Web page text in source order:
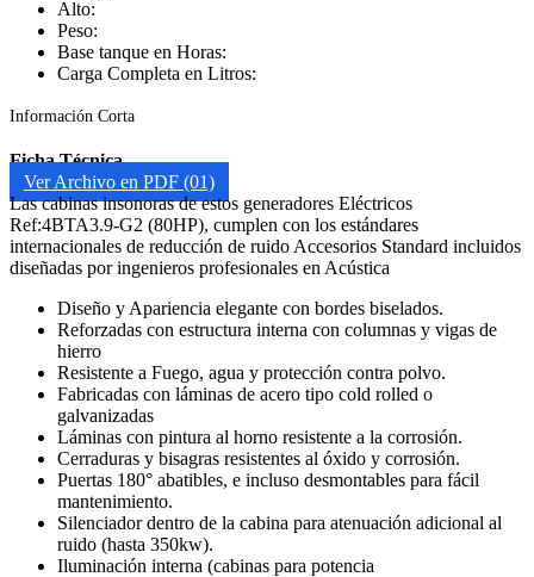
Alto:
Peso:
Base tanque en Horas:
Carga Completa en Litros:
Información Corta
Ficha Técnica
Ver Archivo en PDF (01)
Las cabinas insonoras de estos generadores Eléctricos
Ref:4BTA3.9-G2 (80HP), cumplen con los estándares
internacionales de reducción de ruido Accesorios Standard incluidos
diseñadas por ingenieros profesionales en Acústica
Diseño y Apariencia elegante con bordes biselados.
Reforzadas con estructura interna con columnas y vigas de
hierro
Resistente a Fuego, agua y protección contra polvo.
Fabricadas con láminas de acero tipo cold rolled o
galvanizadas
Láminas con pintura al horno resistente a la corrosión.
Cerraduras y bisagras resistentes al óxido y corrosión.
Puertas 180° abatibles, e incluso desmontables para fácil
mantenimiento.
Silenciador dentro de la cabina para atenuación adicional al
ruido (hasta 350kw).
Iluminación interna (cabinas para potencia